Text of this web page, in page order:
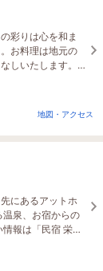
彩りは心を和ま
お料理は地元の
しいたします。
ドをお楽しみく
地図・アクセス
にあるアットホ
温泉、お宿からの
報は「民宿 栄